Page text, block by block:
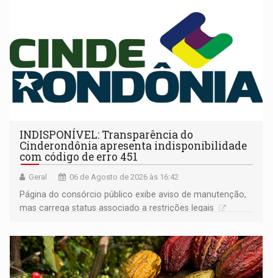
INDISPONÍVEL: Transparência do
Cinderondônia apresenta indisponibilidade
com código de erro 451
Geral 06 de Agosto de 2026 às 16:42
Página do consórcio público exibe aviso de manutenção,
mas carrega status associado a restrições legais